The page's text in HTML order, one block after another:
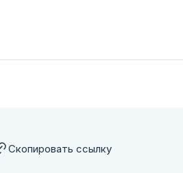
Скопировать ссылку